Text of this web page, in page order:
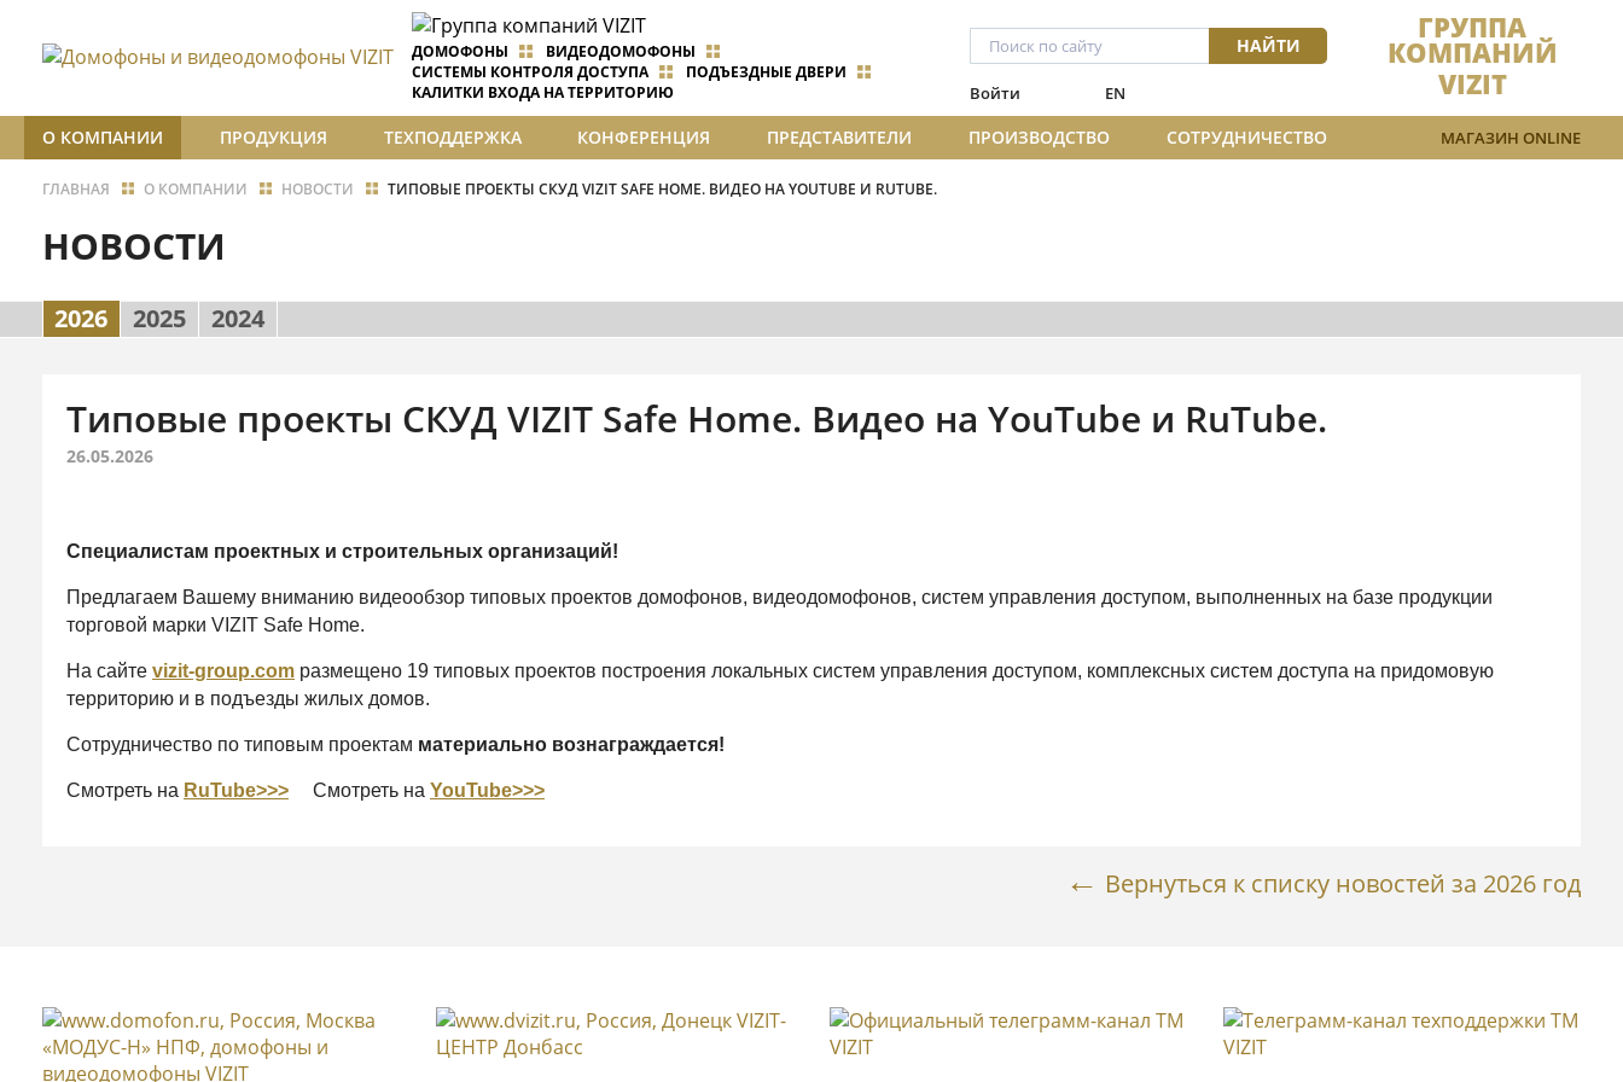
ДОМОФОНЫ
ВИДЕОДОМОФОНЫ
СИСТЕМЫ КОНТРОЛЯ ДОСТУПА
ПОДЪЕЗДНЫЕ ДВЕРИ
КАЛИТКИ ВХОДА НА ТЕРРИТОРИЮ
НАЙТИ
Войти EN
ГРУППА
КОМПАНИЙ
VIZIT
О КОМПАНИИ ПРОДУКЦИЯ ТЕХПОДДЕРЖКА КОНФЕРЕНЦИЯ ПРЕДСТАВИТЕЛИ ПРОИЗВОДСТВО СОТРУДНИЧЕСТВО МАГАЗИН ONLINE
ГЛАВНАЯ О КОМПАНИИ НОВОСТИ ТИПОВЫЕ ПРОЕКТЫ СКУД VIZIT SAFE HOME. ВИДЕО НА YOUTUBE И RUTUBE.
НОВОСТИ
2026 2025 2024
Типовые проекты СКУД VIZIT Safe Home. Видео на YouTube и RuTube.
26.05.2026
Специалистам проектных и строительных организаций!
Предлагаем Вашему вниманию видеообзор типовых проектов домофонов, видеодомофонов, систем управления доступом, выполненных на базе продукции
торговой марки VIZIT Safe Home.
На сайте vizit-group.com размещено 19 типовых проектов построения локальных систем управления доступом, комплексных систем доступа на придомовую
территорию и в подъезды жилых домов.
Сотрудничество по типовым проектам материально вознаграждается!
Смотреть на RuTube>>> Смотреть на YouTube>>>
Вернуться к списку новостей за 2026 год